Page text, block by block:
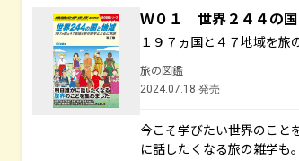
Ｗ０１ 世界２４４の
１９７ヵ国と４７地域を旅
旅の図鑑
2024.07.18 発売
今こそ学びたい世界のこと
に話したくなる旅の雑学も。